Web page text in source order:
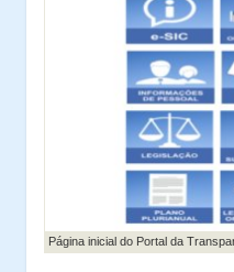
Página inicial do Portal da